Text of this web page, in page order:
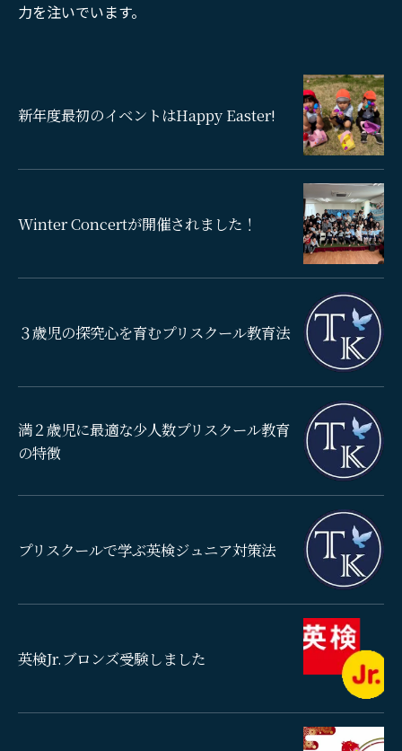
力を注いでいます。
新年度最初のイベントはHappy Easter!
Winter Concertが開催されました！
３歳児の探究心を育むプリスクール教育法
満２歳児に最適な少人数プリスクール教育
の特徴
プリスクールで学ぶ英検ジュニア対策法
英検Jr.ブロンズ受験しました